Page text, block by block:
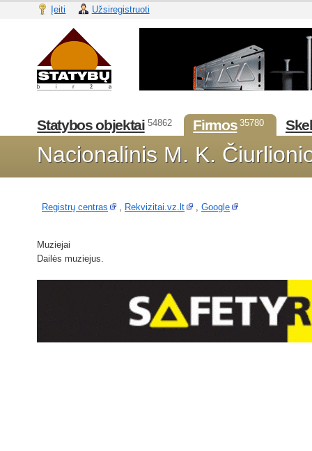
Įeiti Užsiregistruoti
Statybos objektai 54862 Firmos 35780
Nacionalinis M. K.
Registrų centras , Rekvizitai.vz.lt , Google
Muziejai
Dailės muziejus.